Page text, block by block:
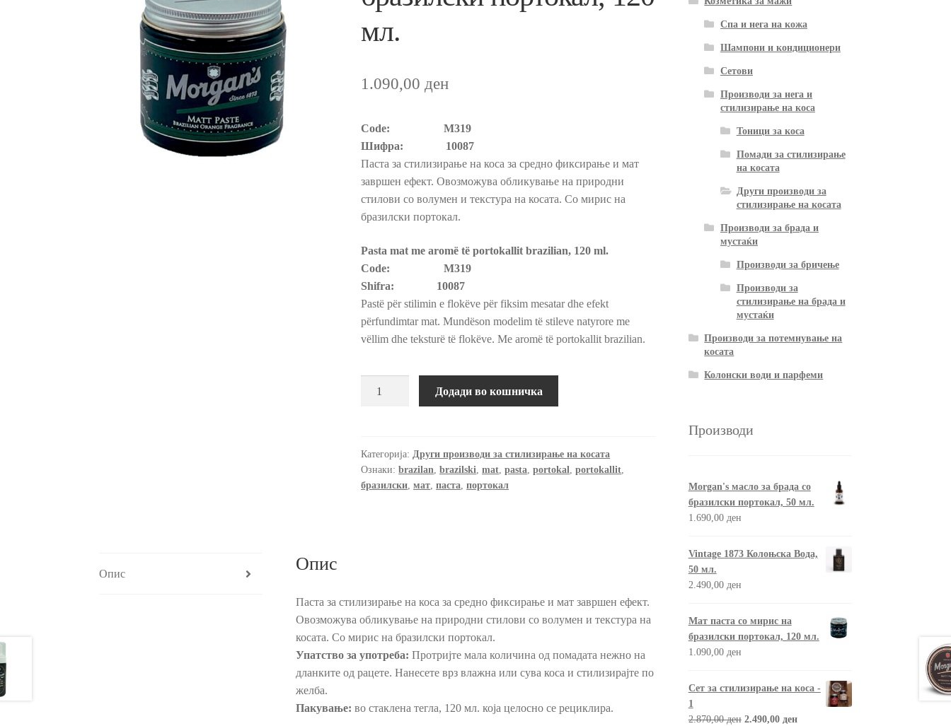
Прашања и одговори за производи за потемнување на коса Пријава и Наплата Продавница
мл.
1.090,00ден
Code: M319
Шифра: 10087
Паста за стилизирање на коса за средно фиксирање и мат
завршен ефект. Овозможува обликување на природни
стилови со волумен и текстура на косата. Со мирис на
бразилски портокал.
Pasta mat me aromë të portokallit brazilian, 120 ml.
Code: M319
Shifra: 10087
Pastë për stilimin e flokëve për fiksim mesatar dhe efekt
përfundimtar mat. Mundëson modelim të stileve natyrore me
vëllim dhe teksturë të flokëve. Me aromë të portokallit brazilian.
на
бразилски
портокал,
Додади во кошничка
Категорија:Други производи за стилизирање на косата
Ознаки:brazilan,brazilski,mat,pasta,portokal,portokallit,
бразилски,мат,паста,портокал
Опис Опис
Паста за стилизирање на коса за средно фиксирање и мат завршен ефект.
Овозможува обликување на природни стилови со волумен и текстура на
косата. Со мирис на бразилски портокал.
Упатство за употреба: Протријте мала количина од помадата нежно на
дланките од рацете. Нанесете врз влажна или сува коса и стилизирајте по
желба.
Пакување: во стаклена тегла, 120 мл. која целосно се рециклира.
Спа и нега на кожа
Шампони и кондиционери
Сетови
Производи за нега и
стилизирање на коса
Тоници за коса
Помади за стилизирање
на косата
Други производи за
стилизирање на косата
Производи за брада и
мустаќи
Производи за бричење
Производи за
стилизирање на брада и
мустаќи
Производи за потемнување на
косата
Колонски води и парфеми
Производи
Morgan's масло за брада со
бразилски портокал, 50 мл.
1.690,00 ден
Vintage 1873 Колоњска Вода,
50 мл.
2.490,00 ден
Мат паста со мирис на
бразилски портокал, 120 мл.
1.090,00 ден
Сет за стилизирање на коса -
1
2.870,00ден 2.490,00 ден